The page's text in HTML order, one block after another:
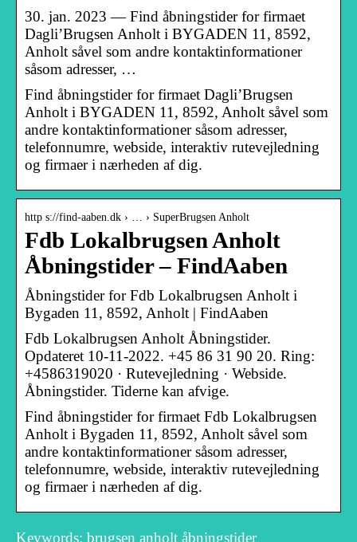
30. jan. 2023 — Find åbningstider for firmaet
Dagli’Brugsen Anholt i BYGADEN 11, 8592,
Anholt såvel som andre kontaktinformationer
såsom adresser, …
Find åbningstider for firmaet Dagli’Brugsen
Anholt i BYGADEN 11, 8592, Anholt såvel som
andre kontaktinformationer såsom adresser,
telefonnumre, webside, interaktiv rutevejledning
og firmaer i nærheden af dig.
http s://find-aaben.dk › … › SuperBrugsen Anholt
Fdb Lokalbrugsen Anholt
Åbningstider – FindAaben
Åbningstider for Fdb Lokalbrugsen Anholt i
Bygaden 11, 8592, Anholt | FindAaben
Fdb Lokalbrugsen Anholt Åbningstider.
Opdateret 10-11-2022. +45 86 31 90 20. Ring:
+4586319020 · Rutevejledning · Webside.
Åbningstider. Tiderne kan afvige.
Find åbningstider for firmaet Fdb Lokalbrugsen
Anholt i Bygaden 11, 8592, Anholt såvel som
andre kontaktinformationer såsom adresser,
telefonnumre, webside, interaktiv rutevejledning
og firmaer i nærheden af dig.
Keywords: brugsen anholt åbningstider